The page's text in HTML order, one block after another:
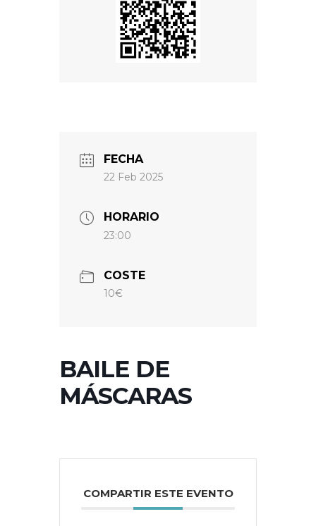
FECHA
22 Feb 2025
HORARIO
23:00
COSTE
10€
BAILE DE
MÁSCARAS
COMPARTIR ESTE EVENTO